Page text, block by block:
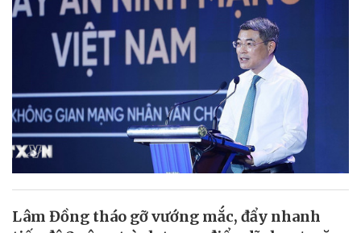
Lâm Đồng tháo gỡ vướng mắc, đẩy nhanh